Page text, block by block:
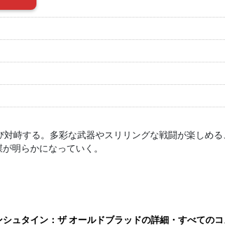
峙する。多彩な武器やスリリングな戦闘が楽しめる
明らかになっていく。
シュタイン：ザ オールドブラッドの詳細・すべての